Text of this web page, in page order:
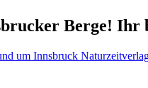
Berge!